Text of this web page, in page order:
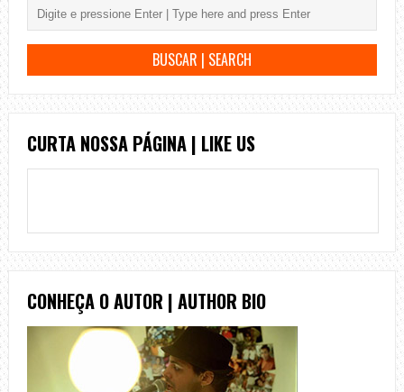
CURTA NOSSA PÁGINA | LIKE US
CONHEÇA O AUTOR | AUTHOR BIO